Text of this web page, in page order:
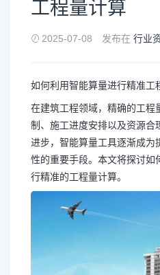
工程量计算
2025-07-08 发布在 行业
如何利用智能算量进行精准工
在建筑工程领域，精确的工程
制、施工进度安排以及资源合
进步，智能算量工具逐渐成为
性的重要手段。本文将探讨如
行精准的工程量计算。